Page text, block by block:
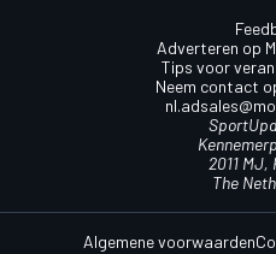
Adverteren op
Tips voor
Neem contact
2011 MJ,
The
Algemene voorwaarden